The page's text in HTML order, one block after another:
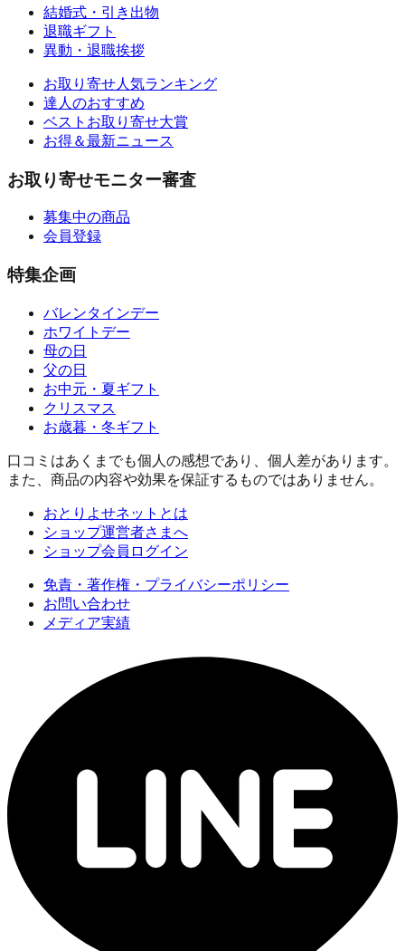
結婚式・引き出物
退職ギフト
異動・退職挨拶
お取り寄せ人気ランキング
達人のおすすめ
ベストお取り寄せ大賞
お得＆最新ニュース
お取り寄せモニター審査
募集中の商品
会員登録
特集企画
バレンタインデー
ホワイトデー
母の日
父の日
お中元・夏ギフト
クリスマス
お歳暮・冬ギフト
口コミはあくまでも個人の感想であり、個人差があります。
また、商品の内容や効果を保証するものではありません。
おとりよせネットとは
ショップ運営者さまへ
ショップ会員ログイン
免責・著作権・プライバシーポリシー
お問い合わせ
メディア実績